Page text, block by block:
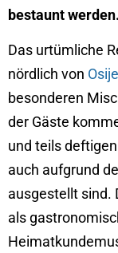
bestaunt werden.
Das urtümliche
nördlich von
besonderen
der Gäste
und teils
auch aufgrund
ausgestellt sind.
als